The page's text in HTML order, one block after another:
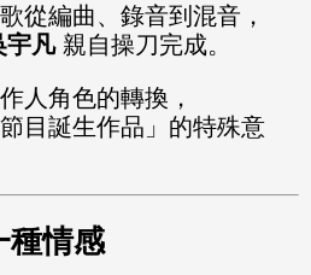
從編曲、錄音到混音，
宇凡親自操刀完成。
人角色的轉換，
目誕生作品」的特殊意
種情感